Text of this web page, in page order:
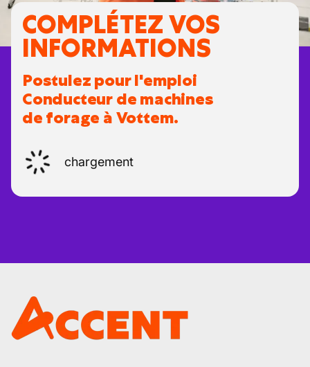
COMPLÉTEZ VOS
INFORMATIONS
Postulez pour l'emploi
Conducteur de machines
de forage à Vottem.
chargement